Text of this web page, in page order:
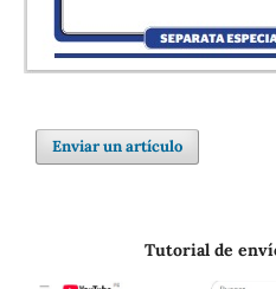
Enviar un artículo
Tutorial de